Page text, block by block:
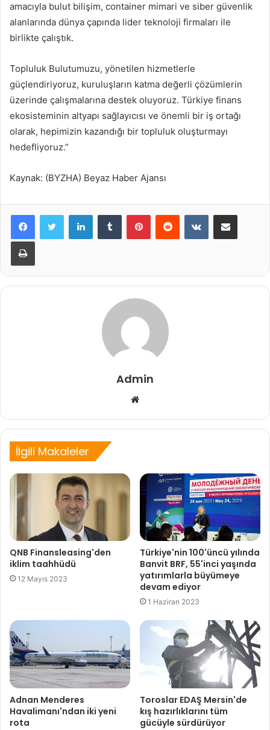
amacıyla bulut bilişim, container mimari ve siber güvenlik
alanlarında dünya çapında lider teknoloji firmaları ile
birlikte çalıştık.
Topluluk Bulutumuzu, yönetilen hizmetlerle
güçlendiriyoruz, kuruluşların katma değerli çözümlerin
üzerinde çalışmalarına destek oluyoruz. Türkiye finans
ekosisteminin altyapı sağlayıcısı ve önemli bir iş ortağı
olarak, hepimizin kazandığı bir topluluk oluşturmayı
hedefliyoruz.”
Kaynak: (BYZHA) Beyaz Haber Ajansı
LinkedInTumblr PinterestReddit VKontakteE-Posta ile paylaş
Yazdır
Admin
Web
İlgili Makaleler
QNB Finansleasing'den
iklim taahhüdü
12 Mayıs 2023
Türkiye'nin 100'üncü yılında
Banvit BRF, 55'inci yaşında
yatırımlarla büyümeye
devam ediyor
1 Haziran 2023
Adnan Menderes
Havalimanı'ndan iki yeni
rota
Toroslar EDAŞ Mersin'de
kış hazırlıklarını tüm
gücüyle sürdürüyor